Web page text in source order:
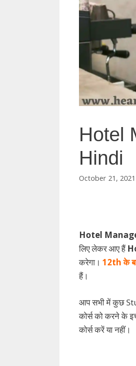
Hotel
Hindi
October 21, 2021
Hotel
लिए लेकर आए हैं
करेगा। 12th के
हैं।
आप सभी में कुछ
कोर्स को करने के
कोर्स करें या नहीं।